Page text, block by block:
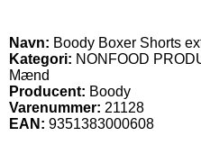
Navn: Boody Boxer Shorts
Kategori: NONFOOD
Mænd
Producent: Boody
Varenummer: 21128
EAN: 9351383000608